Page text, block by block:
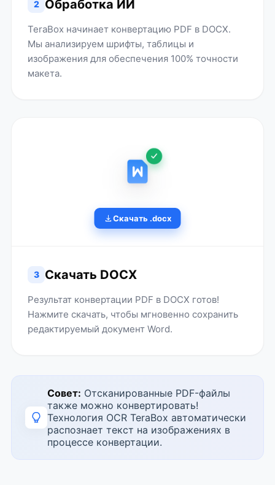
2 Обработка ИИ
TeraBox начинает конвертацию PDF в DOCX.
Мы анализируем шрифты, таблицы и
изображения для обеспечения 100% точности
макета.
Скачать .docx
3 Скачать DOCX
Результат конвертации PDF в DOCX готов!
Нажмите скачать, чтобы мгновенно сохранить
редактируемый документ Word.
Совет: Отсканированные PDF-файлы
также можно конвертировать!
Технология OCR TeraBox автоматически
распознает текст на изображениях в
процессе конвертации.